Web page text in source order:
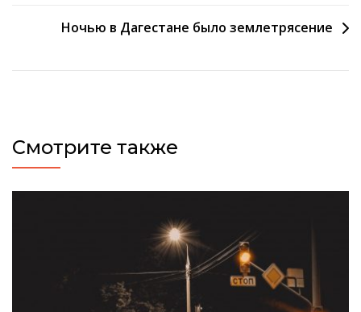
Ночью в Дагестане было землетрясение
Смотрите также